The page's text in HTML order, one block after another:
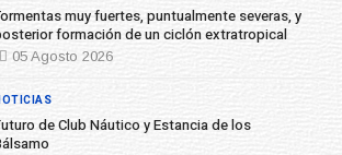
muy fuertes, puntualmente severas, y
formación de un ciclón extratropical
05 Agosto 2026
de Club Náutico y Estancia de los